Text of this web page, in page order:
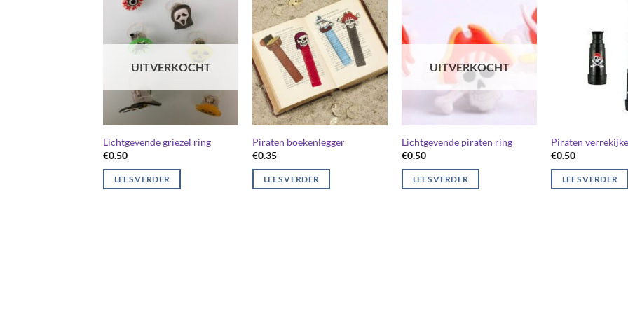
UITVERKOCHT
Lichtgevende griezel ring
€0.50
LEES VERDER
Piraten boekenlegger
€0.35
LEES VERDER
UITVERKOCHT
Lichtgevende piraten ring
€0.50
LEES VERDER
Piraten
€0.50
LEES VERDER